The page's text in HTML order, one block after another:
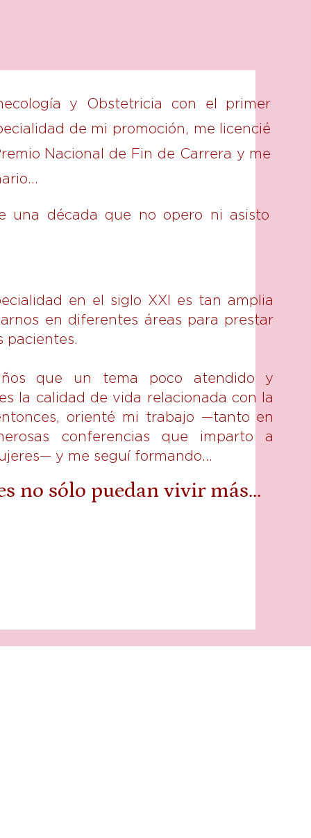
y Obstetricia con el primer
de mi promoción, me licencié
Nacional de Fin de Carrera y me
una década que no opero ni asisto
en el siglo XXI es tan amplia
en diferentes áreas para prestar
que un tema poco atendido y
la calidad de vida relacionada con la
orienté mi trabajo —tanto en
conferencias que imparto a
y me seguí formando...
no sólo puedan vivir más…